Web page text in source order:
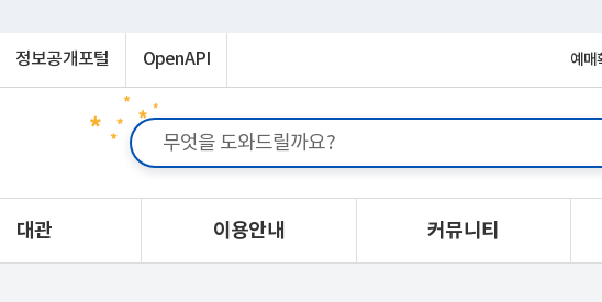
정보공개포털 OpenAPI 예매
대관 이용안내 커뮤니티